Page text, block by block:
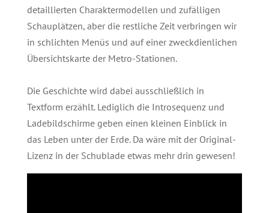
detaillierten Charaktermodellen und zufälligen
Schauplätzen, aber die restliche Zeit verbringen wir
in schlichten Menüs und auf einer zweckdienlichen
Übersichtskarte der Metro-Stationen.
Die Geschichte wird dabei ausschließlich in
Textform erzählt. Lediglich die Introsequenz und
Ladebildschirme geben einen kleinen Einblick in
das Leben unter der Erde. Da wäre mit der Original-
Lizenz in der Schublade etwas mehr drin gewesen!